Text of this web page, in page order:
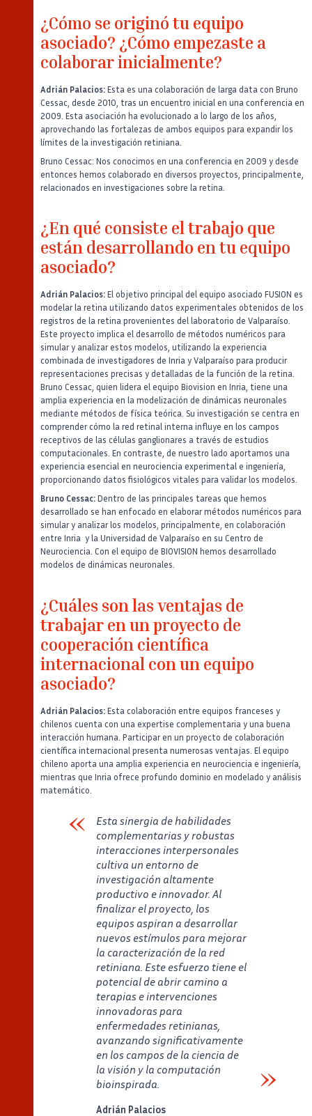
¿Cómo se originó tu equipo
asociado? ¿Cómo empezaste a
colaborar inicialmente?
Adrián Palacios: Esta es una colaboración de larga data con Bruno
Cessac, desde 2010, tras un encuentro inicial en una conferencia en
2009. Esta asociación ha evolucionado a lo largo de los años,
aprovechando las fortalezas de ambos equipos para expandir los
límites de la investigación retiniana.
Bruno Cessac: Nos conocimos en una conferencia en 2009 y desde
entonces hemos colaborado en diversos proyectos, principalmente,
relacionados en investigaciones sobre la retina.
¿En qué consiste el trabajo que
están desarrollando en tu equipo
asociado?
Adrián Palacios: El objetivo principal del equipo asociado FUSION es
modelar la retina utilizando datos experimentales obtenidos de los
registros de la retina provenientes del laboratorio de Valparaíso.
Este proyecto implica el desarrollo de métodos numéricos para
simular y analizar estos modelos, utilizando la experiencia
combinada de investigadores de Inria y Valparaíso para producir
representaciones precisas y detalladas de la función de la retina.
Bruno Cessac, quien lidera el equipo Biovision en Inria, tiene una
amplia experiencia en la modelización de dinámicas neuronales
mediante métodos de física teórica. Su investigación se centra en
comprender cómo la red retinal interna influye en los campos
receptivos de las células ganglionares a través de estudios
computacionales. En contraste, de nuestro lado aportamos una
experiencia esencial en neurociencia experimental e ingeniería,
proporcionando datos fisiológicos vitales para validar los modelos.
Bruno Cessac: Dentro de las principales tareas que hemos
desarrollado se han enfocado en elaborar métodos numéricos para
simular y analizar los modelos, principalmente, en colaboración
entre Inria y la Universidad de Valparaíso en su Centro de
Neurociencia. Con el equipo de BIOVISION hemos desarrollado
modelos de dinámicas neuronales.
¿Cuáles son las ventajas de
trabajar en un proyecto de
cooperación científica
internacional con un equipo
asociado?
Adrián Palacios: Esta colaboración entre equipos franceses y
chilenos cuenta con una expertise complementaria y una buena
interacción humana. Participar en un proyecto de colaboración
científica internacional presenta numerosas ventajas. El equipo
chileno aporta una amplia experiencia en neurociencia e ingeniería,
mientras que Inria ofrece profundo dominio en modelado y análisis
matemático.
Esta sinergia de habilidades
complementarias y robustas
interacciones interpersonales
cultiva un entorno de
investigación altamente
productivo e innovador. Al
finalizar el proyecto, los
equipos aspiran a desarrollar
nuevos estímulos para mejorar
la caracterización de la red
retiniana. Este esfuerzo tiene el
potencial de abrir camino a
terapias e intervenciones
innovadoras para
enfermedades retinianas,
avanzando significativamente
en los campos de la ciencia de
la visión y la computación
bioinspirada.
Adrián Palacios